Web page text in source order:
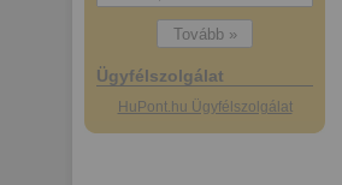
Ügyfélszolgálat
HuPont.hu Ügyfélszolgálat